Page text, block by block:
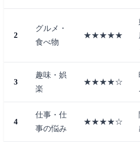
2
グルメ・
食べ物
★★★★★
3
趣味・娯
楽
★★★★☆
4
仕事・仕
事の悩み
★★★★☆